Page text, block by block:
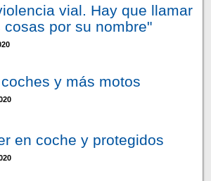
vial. Hay que llamar
cosas por su nombre"
y más motos
en coche y protegidos